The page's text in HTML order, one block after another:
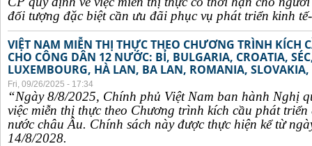
đối tượng đặc biệt cần ưu đãi phục vụ phát triển kinh
VIỆT NAM MIỄN THỊ THỰC THEO CHƯƠNG TRÌNH KÍCH
CHO CÔNG DÂN 12 NƯỚC: BỈ, BULGARIA, CROATIA,
LUXEMBOURG, HÀ LAN, BA LAN, ROMANIA, SLOVAKIA,
Fri, 09/26/2025 - 17:34
“Ngày 8/8/2025, Chính phủ Việt Nam ban hành Nghị
việc miễn thị thực theo Chương trình kích cầu phát
nước châu Âu. Chính sách này được thực hiện kể từ
14/8/2028.